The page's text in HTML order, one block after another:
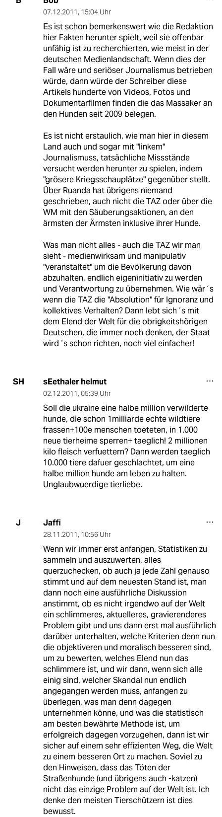
07.12.2011, 15:04 Uhr
Es ist schon bemerkenswert wie die Redaktion
hier Fakten herunter spielt, weil sie offenbar
unfähig ist zu recherchierten, wie meist in der
deutschen Medienlandschaft. Wenn dies der
Fall wäre und seriöser Journalismus betrieben
würde, dann würde der Schreiber diese
Artikels hunderte von Videos, Fotos und
Dokumentarfilmen finden die das Massaker an
den Hunden seit 2009 belegen.
Es ist nicht erstaulich, wie man hier in diesem
Land auch und sogar mit "linkem"
Journalismuss, tatsächliche Missstände
versucht werden herunter zu spielen, indem
"grösere Kriegsschauplätze" gegenüber stellt.
Über Ruanda hat übrigens niemand
geschrieben, auch nicht die TAZ oder über die
WM mit den Säuberungsaktionen, an den
ärmsten der Ärmsten inklusive ihrer Hunde.
Was man nicht alles - auch die TAZ wir man
sieht - medienwirksam und manipulativ
"veranstaltet" um die Bevölkerung davon
abzuhalten, endlich eigeninitiativ zu werden
und Verantwortung zu übernehmen. Wie wär´s
wenn die TAZ die "Absolution" für Ignoranz und
kollektives Verhalten? Dann lebt sich´s mit
dem Elend der Welt für die obrigkeitshörigen
Deutschen, die immer noch denken, der Staat
wird´s schon richten, noch viel einfacher!
SH sEethaler helmut
02.12.2011, 05:39 Uhr
Soll die ukraine eine halbe million verwilderte
hunde, die schon 1milliarde echte wildtiere
frassen+100e menschen toeteten, in 1.000
neue tierheime sperren+ taeglich! 2 millionen
kilo fleisch verfuettern? Dann werden taeglich
10.000 tiere dafuer geschlachtet, um eine
halbe million hunde am leben zu halten.
Unglaubwuerdige tierliebe.
J Jaffi
28.11.2011, 10:56 Uhr
Wenn wir immer erst anfangen, Statistiken zu
sammeln und auszuwerten, alles
querzuchecken, ob auch ja jede Zahl genauso
stimmt und auf dem neuesten Stand ist, man
dann noch eine ausführliche Diskussion
anstimmt, ob es nicht irgendwo auf der Welt
ein schlimmeres, aktuelleres, gravierenderes
Problem gibt und uns dann erst mal ausführlich
darüber unterhalten, welche Kriterien denn nun
die objektiveren und moralisch besseren sind,
um zu bewerten, welches Elend nun das
schlimmere ist, und wir dann, wenn sich alle
einig sind, welcher Skandal nun endlich
angegangen werden muss, anfangen zu
überlegen, was man denn dagegen
unternehmen könne, und was die statistisch
am besten bewährte Methode ist, um
erfolgreich dagegen vorzugehen, dann ist wir
sicher auf einem sehr effizienten Weg, die Welt
zu einem besseren Ort zu machen. Soviel zu
den Hinweisen, dass das Töten der
Straßenhunde (und übrigens auch -katzen)
nicht das einzige Problem auf der Welt ist. Ich
denke den meisten Tierschützern ist dies
bewusst.